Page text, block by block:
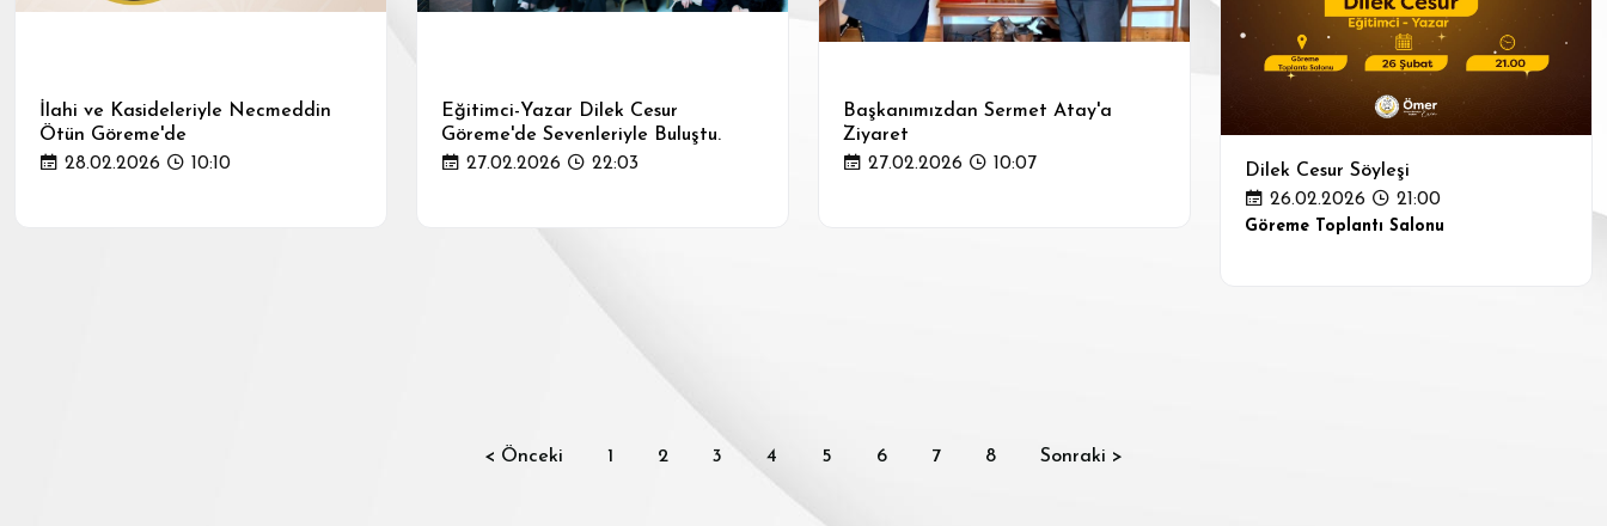
İlahi ve Kasideleriyle Necmeddin
Ötün Göreme'de
28.02.2026
10:10
Eğitimci-Yazar Dilek Cesur
Göreme'de Sevenleriyle Buluştu.
27.02.2026
22:03
Başkanımızdan Sermet Atay'a
Ziyaret
27.02.2026
10:07
Dilek Cesur Söyleşi
26.02.2026
21:00
Göreme Toplantı Salonu
< Önceki 1 2 3 4 5 6 7 8 Sonraki >